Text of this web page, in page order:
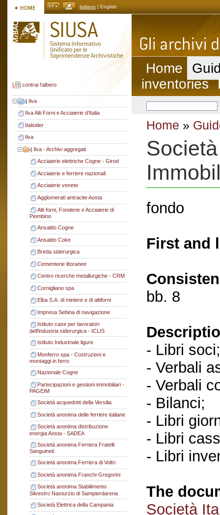
italiano | English
contrai l'albero
| Ilva
Ilva Alti Forni e Acciaierie d’Italia
Italsider
Ilva
| Ilva - Archivi aggregati
Acciaierie elettriche Cogne - Girod
Acciaierie e ferriere nazionali
Acciaierie venete
Agglomerati antracite Aosta
Alti forni, Fonderie e Acciaierie di
Piombino
Ansaldo Cogne
Ansaldo Coke
Breda siderurgica
Cementerie litoranee
Centro ricerche metallurgiche - CRM
Cornigliano spa
Elba S.A. di miniere e di altiforni
Impresa Sebina di navigazione
Istituto case per lavoratori
dell'industria siderurgica - ICLIS
Istituto Industriale ligure
Monferro spa - Costruzioni e
montaggi in ferro
Nazionale Cogne
Partecipazioni e gestioni immobiliari -
PAGEIM
Società acquedotti della Versilia
Società anonima delle ferriere italiane
Società anonima distribuzione
energia Aosta - SADEA
Società anonima Ferriera Fratelli
Sanguineti
Società anonima Ferriera di Voltri
Società anonima Franchi-Gregorini
Società anonima Stabilimento
Silvestro Nasturzio di Sampierdarena
Società Elettrica della Campania
Home
inventories
Home »
fondo
First and
bb. 8
- Libri soci;
- Verbali
- Verbali
- Bilanci;
- Libri
- Libri
- Libri
The
Società